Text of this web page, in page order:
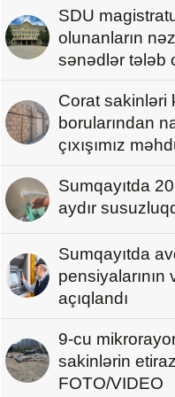
SDU
olunanların
sənədlər tələb
Corat sakinləri
borularından
çıxışımız
Sumqayıtda
aydır
Sumqayıtda
pensiyalarının
açıqlandı
9-cu
sakinlərin
FOTO/VIDEO